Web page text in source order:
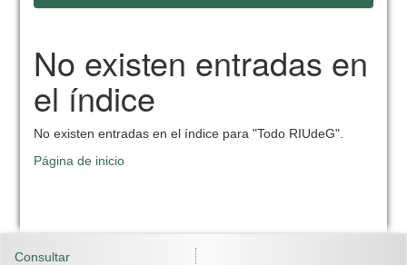
No existen entradas en
el índice
No existen entradas en el índice para "Todo RIUdeG".
Página de inicio
Consultar